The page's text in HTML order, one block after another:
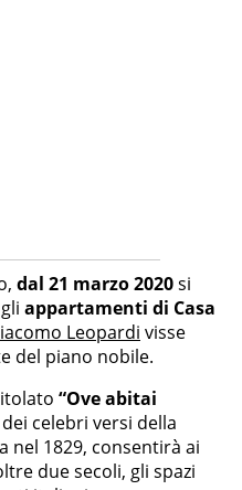
dal 21 marzo 2020si
appartamenti di Casa
Leopardi visse
del piano nobile.
“Ove abitai
celebri versi della
nel 1829, consentirà ai
due secoli, gli spazi